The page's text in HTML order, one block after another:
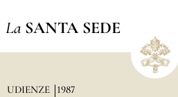
La SANTA SEDE
UDIENZE 1987